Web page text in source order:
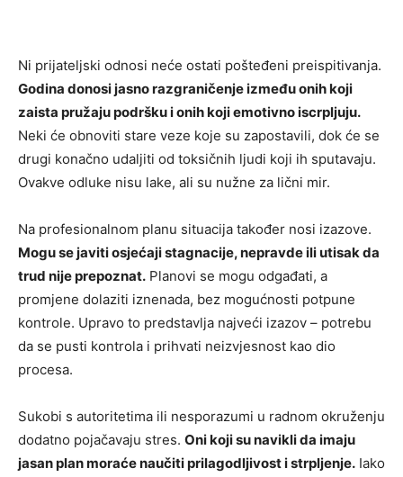
Ni prijateljski odnosi neće ostati pošteđeni preispitivanja.
Godina donosi jasno razgraničenje između onih koji
zaista pružaju podršku i onih koji emotivno iscrpljuju.
Neki će obnoviti stare veze koje su zapostavili, dok će se
drugi konačno udaljiti od toksičnih ljudi koji ih sputavaju.
Ovakve odluke nisu lake, ali su nužne za lični mir.
Na profesionalnom planu situacija također nosi izazove.
Mogu se javiti osjećaji stagnacije, nepravde ili utisak da
trud nije prepoznat. Planovi se mogu odgađati, a
promjene dolaziti iznenada, bez mogućnosti potpune
kontrole. Upravo to predstavlja najveći izazov – potrebu
da se pusti kontrola i prihvati neizvjesnost kao dio
procesa.
Sukobi s autoritetima ili nesporazumi u radnom okruženju
dodatno pojačavaju stres. Oni koji su navikli da imaju
jasan plan moraće naučiti prilagodljivost i strpljenje. Iako